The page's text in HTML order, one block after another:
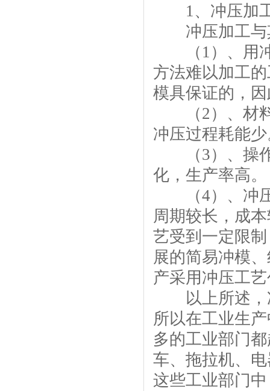
1、冲压加工
冲压加工与
（1）、用冲
方法难以加工
模具保证的，
（2）、材料
冲压过程耗能
（3）、操作
化，生产率高。
（4）、冲压
周期较长，成
艺受到一定限
展的简易冲模
产采用冲压工
以上所述，
所以在工业生
多的工业部门
车、拖拉机、
这些工业部门